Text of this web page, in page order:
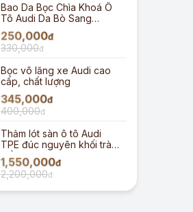
Bao Da Bọc Chìa Khoá Ô
Tô Audi Da Bò Sang
Trọng
250,000đ
330,000đ
Bọc vô lăng xe Audi cao
cấp, chất lượng
345,000đ
400,000đ
Thảm lót sàn ô tô Audi
TPE đúc nguyên khối tràn
viền
1,550,000đ
2,200,000đ